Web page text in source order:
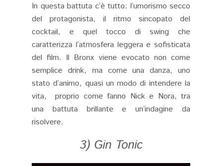
In questa battuta c’è tutto: l’umorismo secco
del protagonista, il ritmo sincopato del
cocktail, e quel tocco di swing che
caratterizza l’atmosfera leggera e sofisticata
del film. Il Bronx viene evocato non come
semplice drink, ma come una danza, uno
stato d’animo, quasi un modo di intendere la
vita, proprio come fanno Nick e Nora, tra
una battuta brillante e un’indagine da
risolvere.
3) Gin Tonic